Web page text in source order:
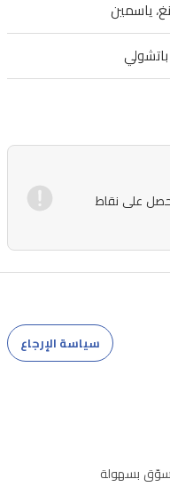
ياسمين
على نقاط
سياسة الإرجاع
بسهولة